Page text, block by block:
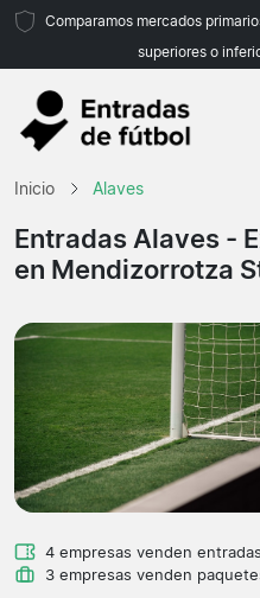
Comparamos mercados
superiores o
Inicio Alaves
Entradas Alaves -
en Mendizorrotza
4 empresas venden entradas
3 empresas venden